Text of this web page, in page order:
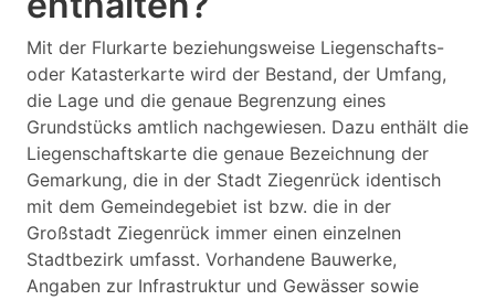
Mit der Flurkarte beziehungsweise Liegenschafts-
oder Katasterkarte wird der Bestand, der Umfang,
die Lage und die genaue Begrenzung eines
Grundstücks amtlich nachgewiesen. Dazu enthält die
Liegenschaftskarte die genaue Bezeichnung der
Gemarkung, die in der Stadt Ziegenrück identisch
mit dem Gemeindegebiet ist bzw. die in der
Großstadt Ziegenrück immer einen einzelnen
Stadtbezirk umfasst. Vorhandene Bauwerke,
Angaben zur Infrastruktur und Gewässer sowie